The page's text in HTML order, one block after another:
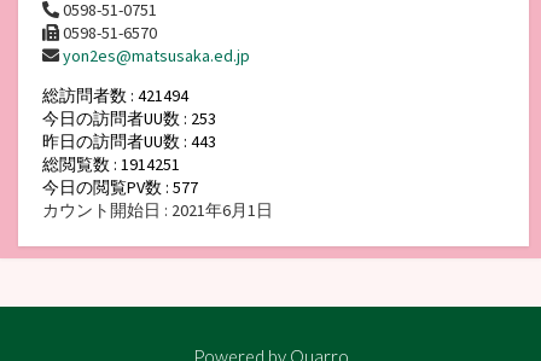
0598-51-0751
0598-51-6570
yon2es@matsusaka.ed.jp
総訪問者数 : 421494
今日の訪問者UU数 : 253
昨日の訪問者UU数 : 443
総閲覧数 : 1914251
今日の閲覧PV数 : 577
カウント開始日 : 2021年6月1日
Powered by Quarro